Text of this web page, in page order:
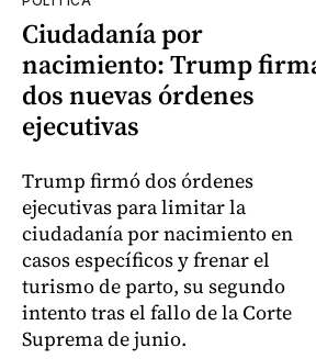
Ciudadanía por
nacimiento: Trump
dos nuevas órdenes
ejecutivas
Trump firmó dos órdenes
ejecutivas para limitar la
ciudadanía por nacimiento en
casos específicos y frenar el
turismo de parto, su segundo
intento tras el fallo de la Corte
Suprema de junio.